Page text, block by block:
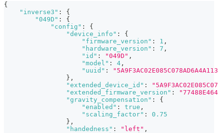
{
"inverse3" :
{
"049D" :
{
"config" :
{
"device_info" :
{
"firmware_version" : 1 ,
"hardware_version" : 7 ,
"id" : "049D" ,
"model" : 4 ,
"uuid" :
} ,
"extended_device_id" :
"extended_firmware_version" :
"gravity_compensation" :
{
"enabled" : true ,
"scaling_factor" :
0.75
} ,
"handedness" : "left" ,